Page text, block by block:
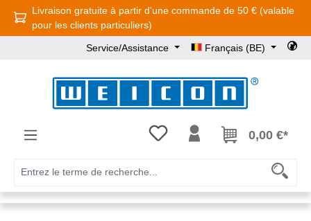
Passer au contenu principal
Livraison gratuite à partir d'une commande de 50 € (valable
pour les clients particuliers)
Service/Assistance Français (BE)
Vous avez 0 articles dans votre
0,00 €*